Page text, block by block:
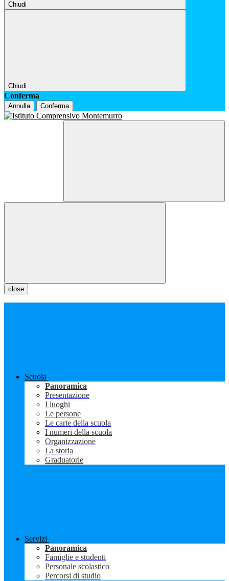
Chiudi
Chiudi
Conferma
Annulla Conferma
close
Scuola
Panoramica
Presentazione
I luoghi
Le persone
Le carte della scuola
I numeri della scuola
Organizzazione
La storia
Graduatorie
Servizi
Panoramica
Famiglie e studenti
Personale scolastico
Percorsi di studio